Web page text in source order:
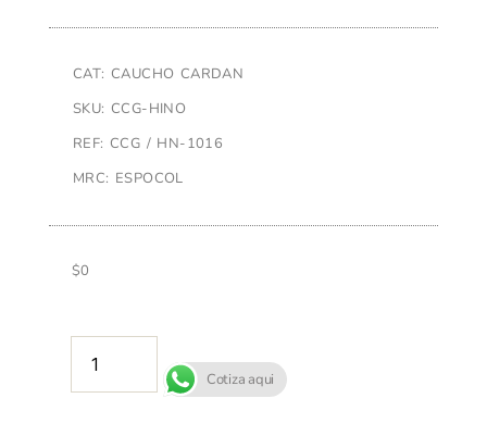
CAT: CAUCHO CARDAN
SKU: CCG-HINO
REF: CCG / HN-1016
MRC: ESPOCOL
$0
Cotiza aqui